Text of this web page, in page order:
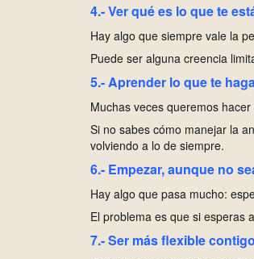
4.- Ver qué es lo que te
Hay algo que siempre vale la
Puede ser alguna creencia
5.- Aprender lo que te
Muchas veces queremos
Si no sabes cómo manejar la
volviendo a lo de siempre.
6.- Empezar, aunque no
Hay algo que pasa mucho:
El problema es que si esperas
7.- Ser más flexible contigo